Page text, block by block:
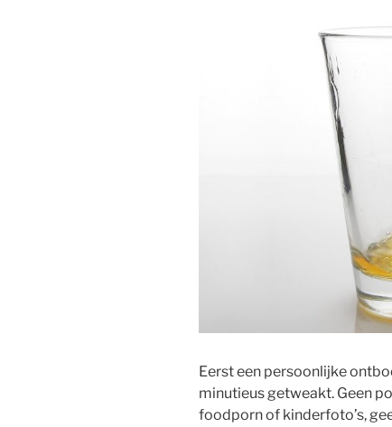
Eerst een persoonlijke
minutieus getweakt. Geen
foodporn of kinderfoto’s,